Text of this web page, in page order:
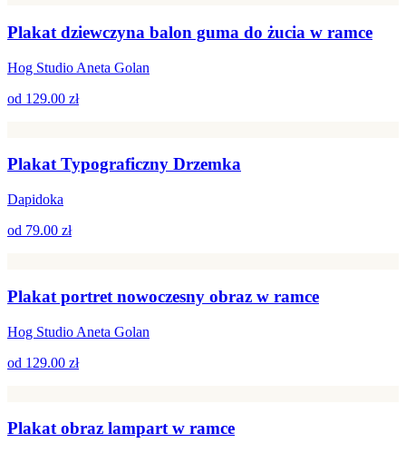
Plakat dziewczyna balon guma do żucia w ramce
Hog Studio Aneta Golan
od 129.00 zł
Plakat Typograficzny Drzemka
Dapidoka
od 79.00 zł
Plakat portret nowoczesny obraz w ramce
Hog Studio Aneta Golan
od 129.00 zł
Plakat obraz lampart w ramce